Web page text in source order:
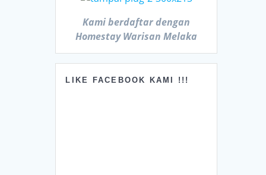
Kami berdaftar dengan
Homestay Warisan Melaka
LIKE FACEBOOK KAMI !!!